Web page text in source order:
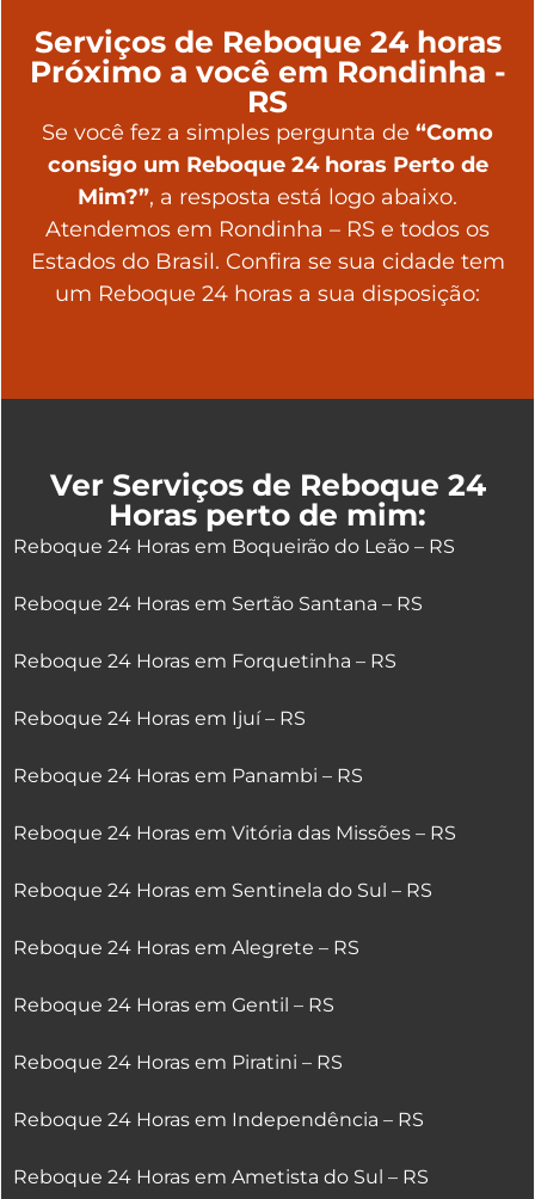
Serviços de Reboque 24 horas
Próximo a você em Rondinha -
RS
Se você fez a simples pergunta de “Como
consigo um Reboque 24 horas Perto de
Mim?”, a resposta está logo abaixo.
Atendemos em Rondinha – RS e todos os
Estados do Brasil. Confira se sua cidade tem
um Reboque 24 horas a sua disposição:
Ver Serviços de Reboque 24
Horas perto de mim:
Reboque 24 Horas em Boqueirão do Leão – RS
Reboque 24 Horas em Sertão Santana – RS
Reboque 24 Horas em Forquetinha – RS
Reboque 24 Horas em Ijuí – RS
Reboque 24 Horas em Panambi – RS
Reboque 24 Horas em Vitória das Missões – RS
Reboque 24 Horas em Sentinela do Sul – RS
Reboque 24 Horas em Alegrete – RS
Reboque 24 Horas em Gentil – RS
Reboque 24 Horas em Piratini – RS
Reboque 24 Horas em Independência – RS
Reboque 24 Horas em Ametista do Sul – RS